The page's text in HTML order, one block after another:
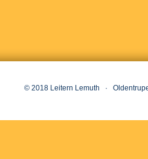
© 2018 Leitern Lemuth ·